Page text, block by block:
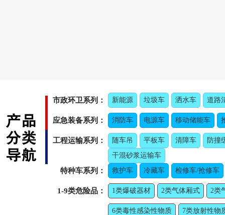
市政环卫系列： 新能源 垃圾车 洒水车 道路
应急装备系列： 消防车 电源车 移动储能车
工程运输系列： 随车吊 平板车 清障车
防撞
干混砂浆运输车
特种车系列： 救护车 冷藏车 检修车/抢修车
1-9类危险品： 1类爆破器材 2类气体厢式 2类
6类毒性感染性物质 7类放射性物